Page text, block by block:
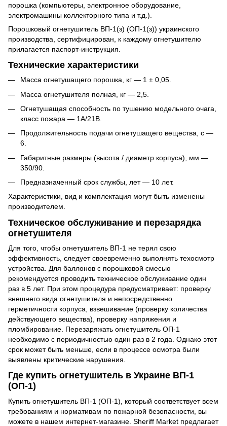
порошка (компьютеры, электронное оборудование,
электромашины коллекторного типа и т.д.).
Порошковый огнетушитель ВП-1(з) (ОП-1(з)) украинского
производства, сертифицирован, к каждому огнетушителю
прилагается паспорт-инструкция.
Технические характеристики
Масса огнетушащего порошка, кг — 1 ± 0,05.
Масса огнетушителя полная, кг — 2,5.
Огнетушащая способность по тушению модельного очага,
класс пожара — 1А/21В.
Продолжительность подачи огнетушащего вещества, с —
6.
Габаритные размеры (высота / диаметр корпуса), мм —
350/90.
Предназначенный срок службы, лет — 10 лет.
Характеристики, вид и комплектация могут быть изменены
производителем.
Техническое обслуживание и перезарядка
огнетушителя
Для того, чтобы огнетушитель ВП-1 не терял свою
эффективность, следует своевременно выполнять техосмотр
устройства. Для баллонов с порошковой смесью
рекомендуется проводить техническое обслуживание один
раз в 5 лет. При этом процедура предусматривает: проверку
внешнего вида огнетушителя и непосредственно
герметичности корпуса, взвешивание (проверку количества
действующего вещества), проверку напряжения и
пломбирование. Перезаряжать огнетушитель ОП-1
необходимо с периодичностью один раз в 2 года. Однако этот
срок может быть меньше, если в процессе осмотра были
выявлены критические нарушения.
Где купить огнетушитель в Украине ВП-1
(ОП-1)
Купить огнетушитель ВП-1 (ОП-1), который соответствует всем
требованиям и нормативам по пожарной безопасности, вы
можете в нашем интернет-магазине. Sheriff Market предлагает